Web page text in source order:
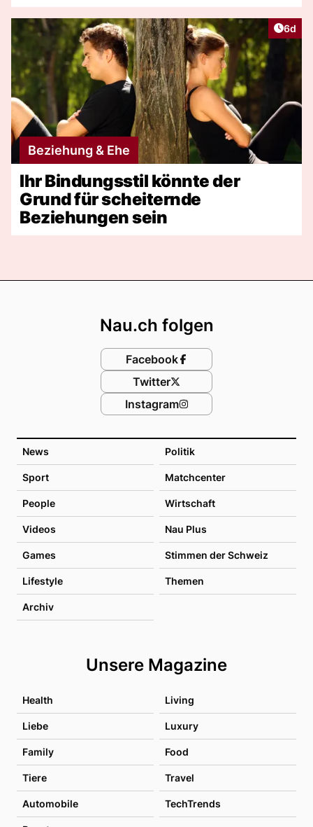
6d
Beziehung & Ehe
Ihr Bindungsstil könnte der
Grund für scheiternde
Beziehungen sein
News Politik
Sport Matchcenter
People Wirtschaft
Videos Nau Plus
Games Stimmen der Schweiz
Lifestyle Themen
Archiv
Unsere Magazine
Health Living
Liebe Luxury
Family Food
Tiere Travel
Automobile TechTrends
Nau.ch folgen
Facebook
Twitter
Instagram